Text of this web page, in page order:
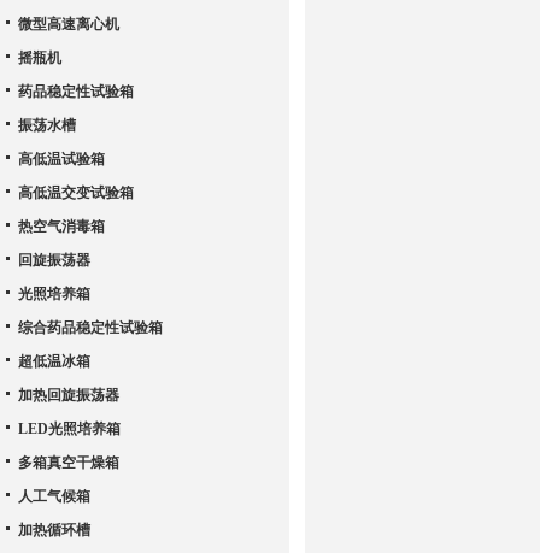
微型高速离心机
摇瓶机
药品稳定性试验箱
振荡水槽
高低温试验箱
高低温交变试验箱
热空气消毒箱
回旋振荡器
光照培养箱
综合药品稳定性试验箱
超低温冰箱
加热回旋振荡器
LED光照培养箱
多箱真空干燥箱
人工气候箱
加热循环槽